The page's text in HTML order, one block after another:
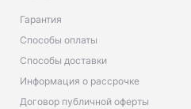
Гарантия
Способы оплаты
Способы доставки
Информация о рассрочке
Договор публичной оферты